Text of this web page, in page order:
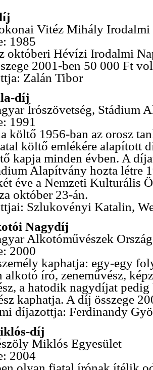
Vitéz Mihály Irodalmi
1985
októberi Hévízi Irodalmi
2001-ben 50 000 Ft
Zalán Tibor
díj
Írószövetség, Stádium
1991
költő 1956-ban az orosz
költő emlékére alapított
kapja minden évben. A
Alapítvány hozta létre
éve a Nemzeti Kulturális
október 23-án.
Szlukovényi Katalin,
Nagydíj
Alkotóművészek
2000
kaphatja: egy-egy
alkotó író, zeneművész,
a hatodik nagydíjat
kaphatja. A díj összege
díjazottja: Ferdinandy
díj
Miklós Egyesület
2004